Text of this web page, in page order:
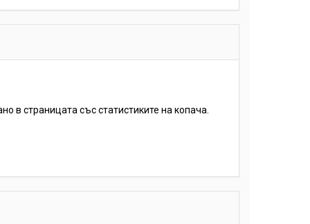
в страницата със статистиките на копача.